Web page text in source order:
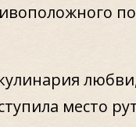
место